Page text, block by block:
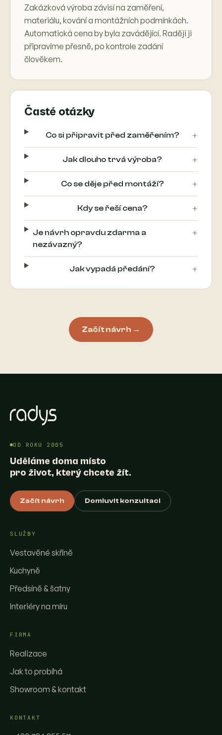
Zakázková výroba závisí na zaměření,
materiálu, kování a montážních podmínkách.
Automatická cena by byla zavádějící. Raději ji
připravíme přesně, po kontrole zadání
člověkem.
Časté otázky
Co si připravit před zaměřením? +
Jak dlouho trvá výroba? +
Co se děje před montáží? +
Kdy se řeší cena? +
Je návrh opravdu zdarma a
nezávazný?
+
Jak vypadá předání? +
Začít návrh →
OD ROKU 2005
Uděláme doma místo
pro život, který chcete žít.
Začít návrh Domluvit konzultaci
SLUŽBY
Vestavěné skříně
Kuchyně
Předsíně & šatny
Interiéry na míru
FIRMA
Realizace
Jak to probíhá
Showroom & kontakt
KONTAKT